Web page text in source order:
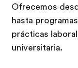
Ofrecemos
hasta
prácticas
universitaria.